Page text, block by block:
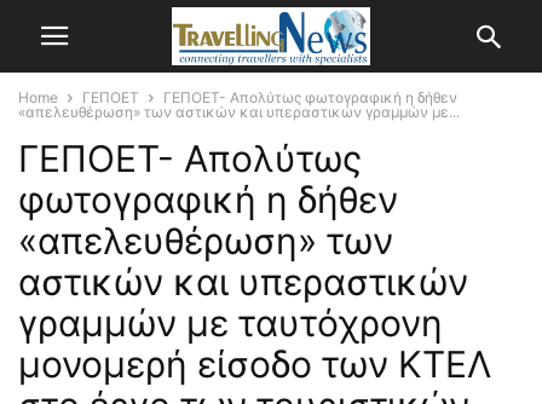
Home ΓΕΠΟΕΤ
ΓΕΠΟΕΤ- Απολύτως φωτογραφική η δήθεν
«απελευθέρωση» των αστικών και υπεραστικών γραμμών με...
ΓΕΠΟΕΤ- Απολύτως
φωτογραφική η δήθεν
«απελευθέρωση» των
αστικών και υπεραστικών
γραμμών με ταυτόχρονη
μονομερή είσοδο των ΚΤΕΛ